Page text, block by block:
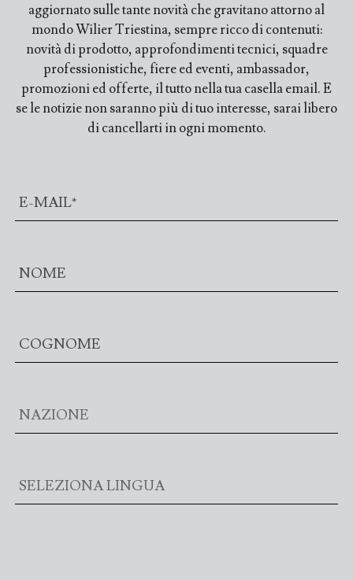
aggiornato sulle tante novità che gravitano attorno al
mondo Wilier Triestina, sempre ricco di contenuti:
novità di prodotto, approfondimenti tecnici, squadre
professionistiche, fiere ed eventi, ambassador,
promozioni ed offerte, il tutto nella tua casella email. E
se le notizie non saranno più di tuo interesse, sarai libero
di cancellarti in ogni momento.